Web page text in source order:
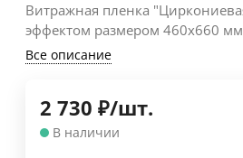
Витражная пленка
эффектом размером 460х660
Все описание
2 730 ₽/шт.
В наличии